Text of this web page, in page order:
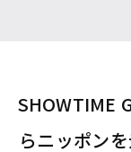
SHOWTIME
らニッポン